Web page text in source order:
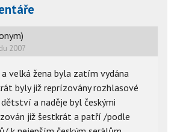
2007
velká žena byla zatím vydána
byly již reprízovány rozhlasové
a naděje byl českými
již šestkrát a patří /podle